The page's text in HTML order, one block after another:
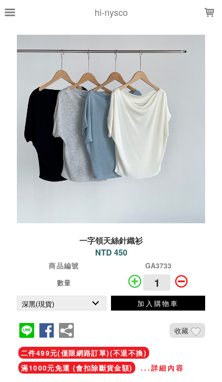
hi-nysco
一字領天絲針織衫
NTD 450
商品編號
GA3733
數量
加入購物車
收藏
二件499元(僅限網路訂單)(不退不換)
滿1000元免運 (會扣除斷貨金額)
...詳細內容